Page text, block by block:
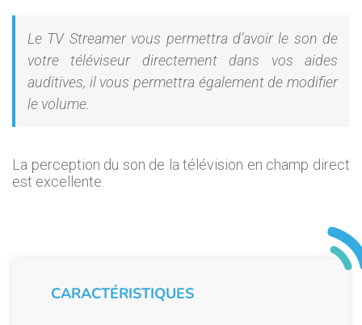
Le TV Streamer vous permettra d’avoir le son de
votre téléviseur directement dans vos aides
auditives, il vous permettra également de modifier
le volume.
La perception du son de la télévision en champ direct
est excellente.
CARACTÉRISTIQUES